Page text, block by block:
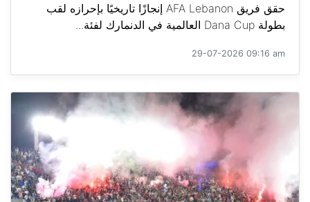
حقق فريق AFA Lebanon إنجازًا تاريخيًا بإحرازه لقب
بطولة Dana Cup العالمية في الدنمارك لفئة...
29-07-2026 09:16 am